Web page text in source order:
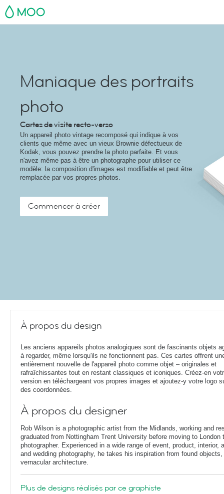
MOO
Maniaque des portraits
photo
Cartes de visite recto-verso
Un appareil photo vintage recomposé qui indique à vos
clients que même avec un vieux Brownie défectueux de
Kodak, vous pouvez prendre la photo parfaite. Et vous
n'avez même pas à être un photographe pour utiliser ce
modèle: la composition d'images est modifiable et peut être
remplacée par vos propres photos.
Commencer à créer
À propos du design
Les anciens appareils photos analogiques sont de fascinants objets
à regarder, même lorsqu'ils ne fonctionnent pas. Ces cartes offrent
entièrement nouvelle de l'appareil photo comme objet – originales et
rafraîchissantes tout en restant classiques et iconiques. Créez-en
version en téléchargeant vos propres images et ajoutez-y votre logo
des coordonnées.
À propos du designer
Rob Wilson is a photographic artist from the Midlands, working and
graduated from Nottingham Trent University before moving to London
photographer. Experienced in a wide range of event, product, interior,
and wedding photography, he takes his inspiration from found
vernacular architecture.
Plus de designs réalisés par ce graphiste